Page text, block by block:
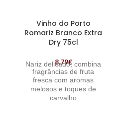
Vinho do Porto
Romariz Branco Extra
Dry 75cl
8,79€
Nariz delicado, combina
fragrâncias de fruta
fresca com aromas
melosos e toques de
carvalho